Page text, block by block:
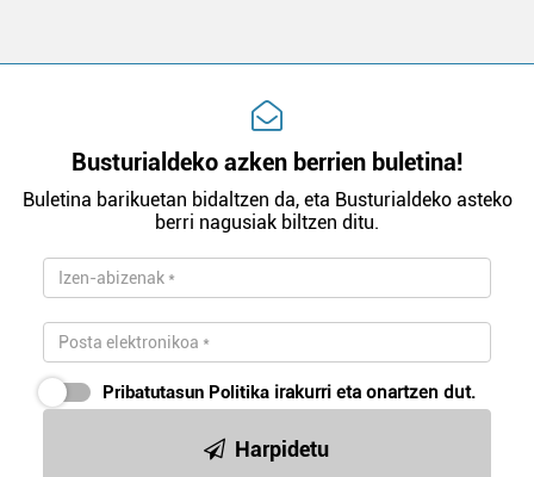
Busturialdeko azken berrien buletina!
Buletina barikuetan bidaltzen da, eta Busturialdeko asteko
berri nagusiak biltzen ditu.
Pribatutasun Politika irakurri eta onartzen dut.
Harpidetu